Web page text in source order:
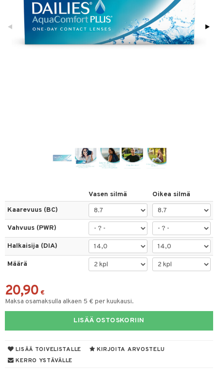
Vasen silmä
Oikea silmä
Kaarevuus (BC)
Vahvuus (PWR)
Halkaisija (DIA)
Määrä
20,90 €
Maksa osamaksulla alkaen 5 € per kuukausi.
LISÄÄ OSTOSKORIIN
LISÄÄ TOIVELISTALLE
KIRJOITA ARVOSTELU
KERRO YSTÄVÄLLE